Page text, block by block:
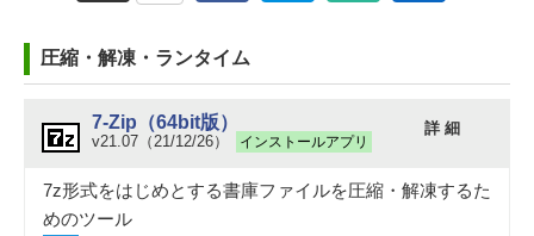
圧縮・解凍・ランタイム
7-Zip（64bit版）
v21.07（21/12/26） インストールアプリ
詳 細
7z形式をはじめとする書庫ファイルを圧縮・解凍するた
めのツール